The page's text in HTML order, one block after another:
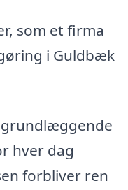
som et firma
i Guldbæk
grundlæggende
hver dag
forbliver ren